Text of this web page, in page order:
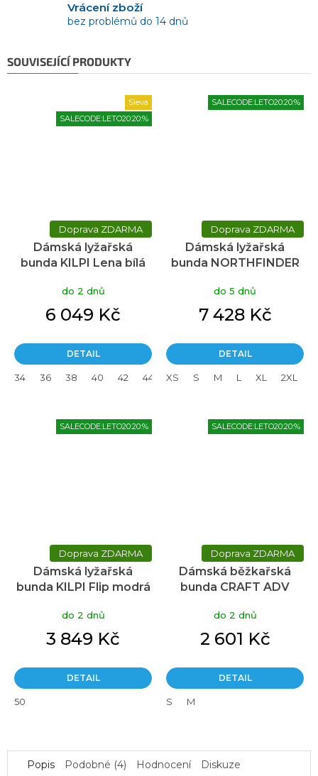
Vrácení zboží
bez problémů do 14 dnů
SOUVISEJÍCÍ PRODUKTY
Sleva
SALECODE:LETO20:20:%
ZDARMA
Dámská lyžařská
bunda KILPI Lena bílá
do 2 dnů
6 049 Kč
DETAIL
34 36 38 40 42 44 46
SALECODE:LETO20:20:%
ZDARMA
Dámská lyžařská
bunda NORTHFINDER
do 5 dnů
7 428 Kč
DETAIL
XS S M L XL 2XL
SALECODE:LETO20:20:%
ZDARMA
Dámská lyžařská
bunda KILPI Flip modrá
do 2 dnů
3 849 Kč
DETAIL
50
SALECODE:LETO20:20:%
ZDARMA
Dámská běžkařská
bunda CRAFT ADV
2 - červená
do 2 dnů
2 601 Kč
DETAIL
S M
Popis Podobné (4) Hodnocení Diskuze